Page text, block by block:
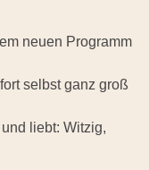
neuen Programm
selbst ganz groß
liebt: Witzig,